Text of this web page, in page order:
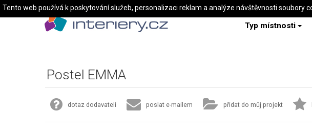
Typ místnosti
Postel EMMA
dotaz dodavateli poslat e-mailem přidat do můj projekt
Tento web používá k poskytování služeb, personalizaci reklam a analýze návštěvnosti soubory